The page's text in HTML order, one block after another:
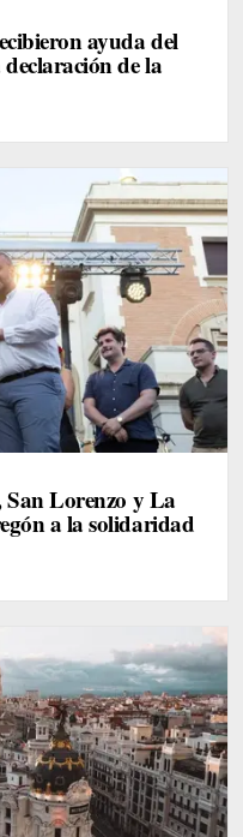
ayuda del
de la
San Lorenzo y La
a la solidaridad